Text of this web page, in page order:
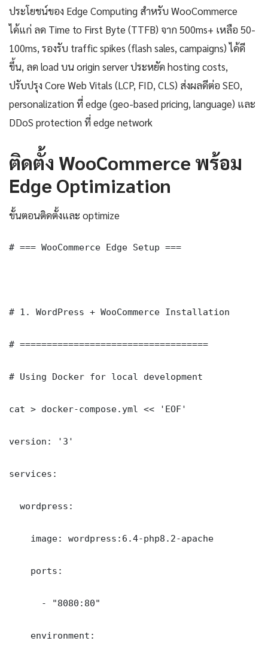
ประโยชน์ของ Edge Computing สำหรับ WooCommerce
ได้แก่ ลด Time to First Byte (TTFB) จาก 500ms+ เหลือ 50-
100ms, รองรับ traffic spikes (flash sales, campaigns) ได้ดี
ขึ้น, ลด load บน origin server ประหยัด hosting costs,
ปรับปรุง Core Web Vitals (LCP, FID, CLS) ส่งผลดีต่อ SEO,
personalization ที่ edge (geo-based pricing, language) และ
DDoS protection ที่ edge network
ติดตั้ง WooCommerce พร้อม
Edge Optimization
ขั้นตอนติดตั้งและ optimize
# === WooCommerce Edge Setup ===
# 1. WordPress + WooCommerce Installation
# ===================================
# Using Docker for local development
cat > docker-compose.yml << 'EOF'
version: '3'
services:
  wordpress:
    image: wordpress:6.4-php8.2-apache
    ports:
      - "8080:80"
    environment: